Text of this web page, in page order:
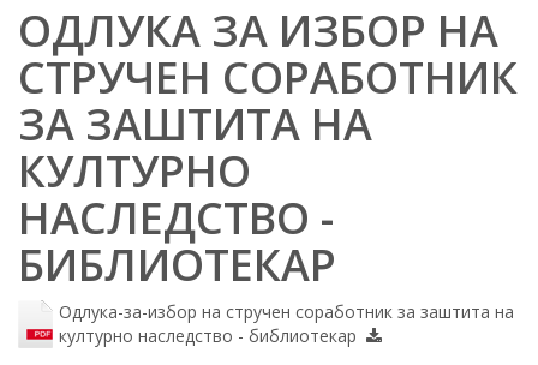
ОДЛУКА ЗА ИЗБОР НА
СТРУЧЕН СОРАБОТНИК
ЗА ЗАШТИТА НА
КУЛТУРНО
НАСЛЕДСТВО -
БИБЛИОТЕКАР
Одлука-за-избор на стручен соработник за заштита на
културно наследство - библиотекар